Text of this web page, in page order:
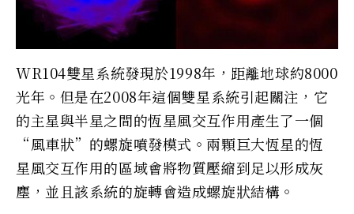
WR104雙星系統發現於1998年，距離地球約8000
光年。但是在2008年這個雙星系統引起關注，它
的主星與半星之間的恆星風交互作用產生了一個
“風車狀”的螺旋噴發模式。兩顆巨大恆星的恆
星風交互作用的區域會將物質壓縮到足以形成灰
塵，並且該系統的旋轉會造成螺旋狀結構。